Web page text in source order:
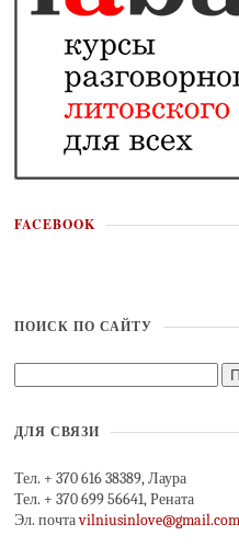
FACEBOOK
ПОИСК ПО САЙТУ
ДЛЯ СВЯЗИ
Тел. + 370 616 38389, Лаура
Тел. + 370 699 56641, Рената
Эл. почтаvilniusinlove@gmail.com